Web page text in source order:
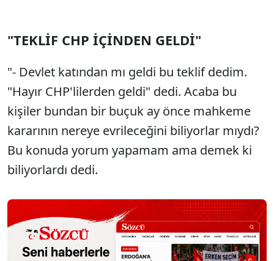
"TEKLİF CHP İÇİNDEN GELDİ"
"- Devlet katından mı geldi bu teklif dedim.
"Hayır CHP'lilerden geldi" dedi. Acaba bu
kişiler bundan bir buçuk ay önce mahkeme
kararının nereye evrileceğini biliyorlar mıydı?
Bu konuda yorum yapamam ama demek ki
biliyorlardı dedi.